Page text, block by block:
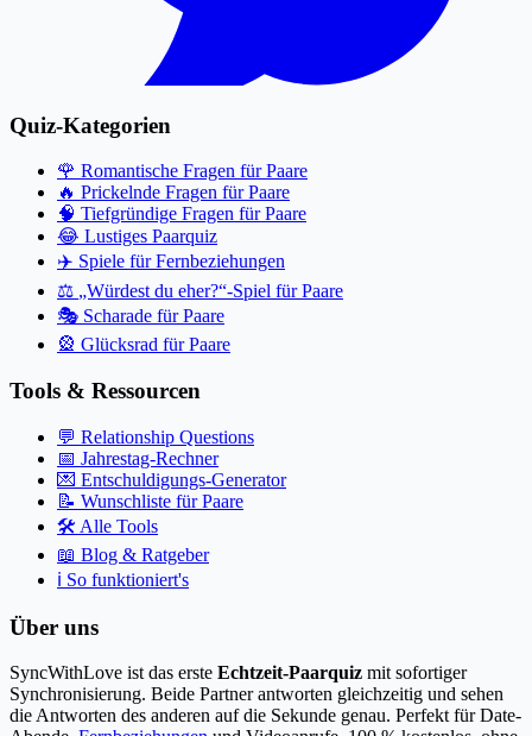
Quiz-Kategorien
🌹 Romantische Fragen für Paare
🔥 Prickelnde Fragen für Paare
🧠 Tiefgründige Fragen für Paare
😂 Lustiges Paarquiz
✈️ Spiele für Fernbeziehungen
⚖️ „Würdest du eher?“-Spiel für Paare
🎭 Scharade für Paare
🎡 Glücksrad für Paare
Tools & Ressourcen
💬 Relationship Questions
📅 Jahrestag-Rechner
💌 Entschuldigungs-Generator
📝 Wunschliste für Paare
🛠️ Alle Tools
📖 Blog & Ratgeber
ℹ️ So funktioniert's
Über uns
SyncWithLove ist das erste Echtzeit-Paarquiz mit sofortiger
Synchronisierung. Beide Partner antworten gleichzeitig und sehen
die Antworten des anderen auf die Sekunde genau. Perfekt für Date-